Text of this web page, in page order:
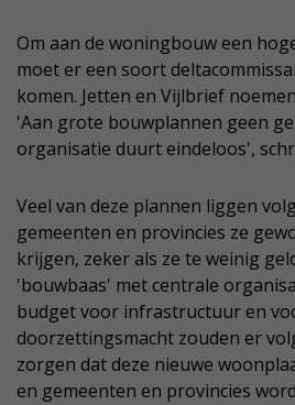
Om aan de woningbouw een
moet er een soort
komen. Jetten en Vijlbrief
'Aan grote bouwplannen geen
organisatie duurt eindeloos',
Veel van deze plannen liggen
gemeenten en provincies ze
krijgen, zeker als ze te weinig
'bouwbaas' met centrale
budget voor infrastructuur en
doorzettingsmacht zouden er
zorgen dat deze nieuwe
en gemeenten en provincies